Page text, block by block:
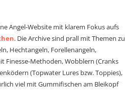
Angel-Website mit klarem Fokus aufs
. Die Archive sind prall mit Themen zu
Hechtangeln, Forellenangeln,
Finesse-Methoden, Wobblern (Cranks
(Topwater Lures bzw. Toppies),
viel mit Gummifischen am Bleikopf